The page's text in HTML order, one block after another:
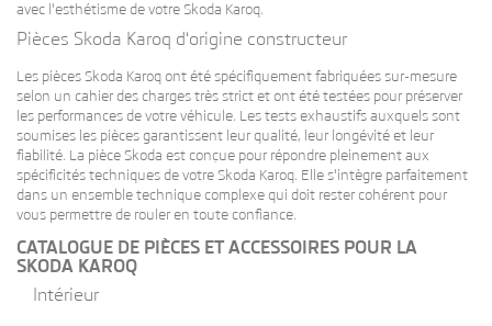
avec l'esthétisme de votre Skoda Karoq.
Pièces Skoda Karoq d'origine constructeur
Les pièces Skoda Karoq ont été spécifiquement fabriquées sur-mesure
selon un cahier des charges très strict et ont été testées pour préserver
les performances de votre véhicule. Les tests exhaustifs auxquels sont
soumises les pièces garantissent leur qualité, leur longévité et leur
fiabilité. La pièce Skoda est conçue pour répondre pleinement aux
spécificités techniques de votre Skoda Karoq. Elle s'intègre parfaitement
dans un ensemble technique complexe qui doit rester cohérent pour
vous permettre de rouler en toute confiance.
CATALOGUE DE PIÈCES ET ACCESSOIRES POUR LA
SKODA KAROQ
Intérieur